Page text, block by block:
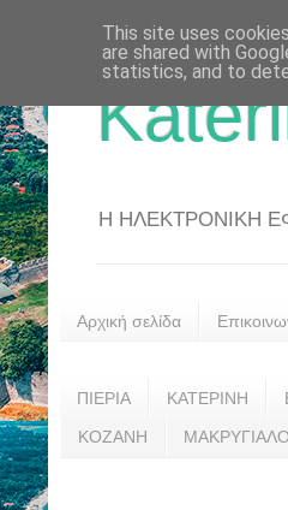
Η ΗΛΕΚΤΡΟΝΙΚΗ
Αρχική σελίδα
ΠΙΕΡΙΑ ΚΑΤΕΡΙΝΗ
ΚΟΖΑΝΗ
This site uses
are shared with
statistics, and to